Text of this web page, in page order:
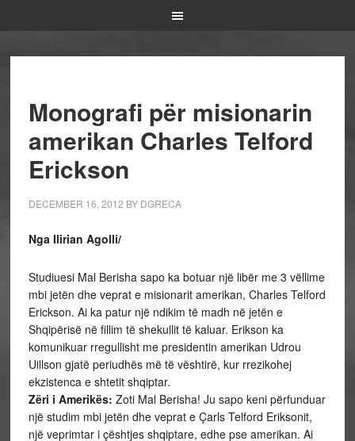
Monografi për misionarin
amerikan Charles Telford
Erickson
DECEMBER 16, 2012 BY DGRECA
Nga Ilirian Agolli/
Studiuesi Mal Berisha sapo ka botuar një libër me 3 vëllime
mbi jetën dhe veprat e misionarit amerikan, Charles Telford
Erickson. Ai ka patur një ndikim të madh në jetën e
Shqipërisë në fillim të shekullit të kaluar. Erikson ka
komunikuar rregullisht me presidentin amerikan Udrou
Uillson gjatë periudhës më të vështirë, kur rrezikohej
ekzistenca e shtetit shqiptar.
Zëri i Amerikës: Zoti Mal Berisha! Ju sapo keni përfunduar
një studim mbi jetën dhe veprat e Çarls Telford Eriksonit,
një veprimtar i çështjes shqiptare, edhe pse amerikan. Ai